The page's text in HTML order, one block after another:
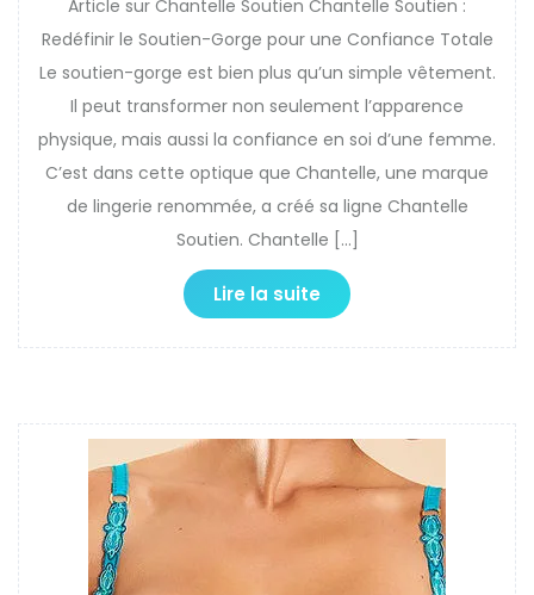
Article sur Chantelle Soutien Chantelle Soutien :
Redéfinir le Soutien-Gorge pour une Confiance Totale
Le soutien-gorge est bien plus qu’un simple vêtement.
Il peut transformer non seulement l’apparence
physique, mais aussi la confiance en soi d’une femme.
C’est dans cette optique que Chantelle, une marque
de lingerie renommée, a créé sa ligne Chantelle
Soutien. Chantelle […]
Lire la suite